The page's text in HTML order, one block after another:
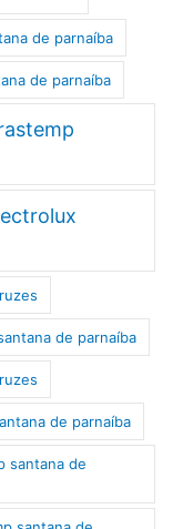
de parnaíba
de parnaíba
de parnaíba
de parnaíba
santana de